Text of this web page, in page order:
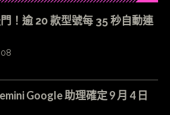
！逾 20 款型號每 35 秒自動連
Google 助理確定 9 月 4 日